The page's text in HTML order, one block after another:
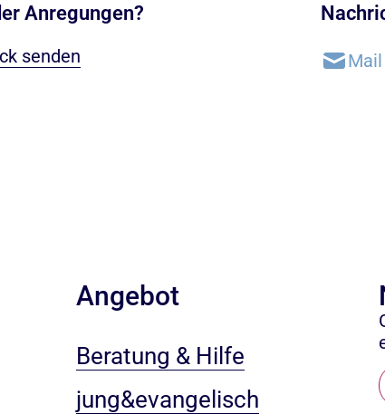
Anregungen?
senden
Angebot
Beratung & Hilfe
jung&evangelisch